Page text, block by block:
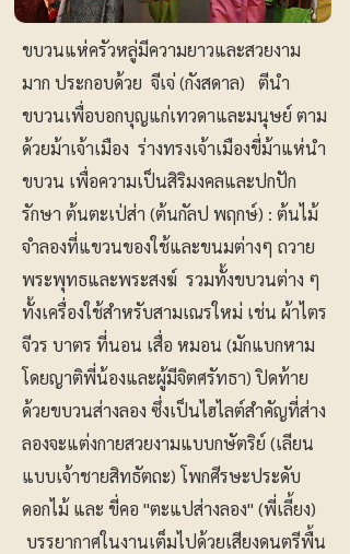
ขบวนแห่ครัวหลู่มีความยาวและสวยงาม
มาก ประกอบด้วย จีเจ่ (กังสดาล) ตีนำ
ขบวนเพื่อบอกบุญแก่เทวดาและมนุษย์ ตาม
ด้วยม้าเจ้าเมือง ร่างทรงเจ้าเมืองขี่ม้าแห่นำ
ขบวน เพื่อความเป็นสิริมงคลและปกปัก
รักษา ต้นตะเป่ส่า (ต้นกัลป พฤกษ์) : ต้นไม้
จำลองที่แขวนของใช้และขนมต่างๆ ถวาย
พระพุทธและพระสงฆ์ รวมทั้งขบวนต่าง ๆ
ทั้งเครื่องใช้สำหรับสามเณรใหม่ เช่น ผ้าไตร
จีวร บาตร ที่นอน เสื่อ หมอน (มักแบกหาม
โดยญาติพี่น้องและผู้มีจิตศรัทธา) ปิดท้าย
ด้วยขบวนส่างลอง ซึ่งเป็นไฮไลต์สำคัญที่ส่าง
ลองจะแต่งกายสวยงามแบบกษัตริย์ (เลียน
แบบเจ้าชายสิทธัตถะ) โพกศีรษะประดับ
ดอกไม้ และ ขี่คอ "ตะแปส่างลอง" (พี่เลี้ยง)
บรรยากาศในงานเต็มไปด้วยเสียงดนตรีพื้น